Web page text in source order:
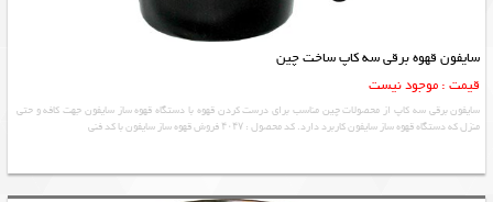
سایفون قهوه برقی سه کاپ ساخت چین
قیمت : موجود نیست
سایفون برقی سه کاپ از محصولات چین مناسب برای درست کردن قهوه با دستگاه قهوه ساز سایفون جهت کافه و حتی
منزل که دستگاه قهوه ساز سایفون کاربرد دارد. کد محصول : ۴۰۴۷ فروش قهوه ساز سایفون با کد فنی